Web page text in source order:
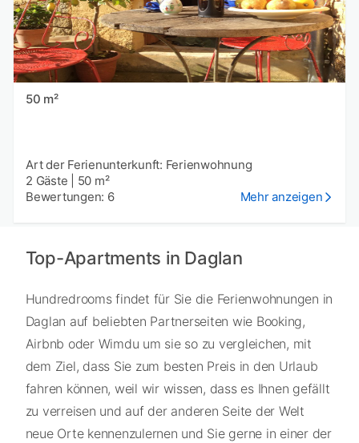
50 m²
Art der Ferienunterkunft: Ferienwohnung
2 Gäste
50 m²
Bewertungen: 6
Mehr anzeigen
Top-Apartments in Daglan
Hundredrooms findet für Sie die Ferienwohnungen in
Daglan auf beliebten Partnerseiten wie Booking,
Airbnb oder Wimdu um sie so zu vergleichen, mit
dem Ziel, dass Sie zum besten Preis in den Urlaub
fahren können, weil wir wissen, dass es Ihnen gefällt
zu verreisen und auf der anderen Seite der Welt
neue Orte kennenzulernen und Sie gerne in einer der